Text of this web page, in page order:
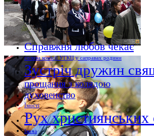
Справжня любов чекає
голова комісії УГКЦ у саправах родини
Зустріч дружин
прощання з колядою
духовенство
Їмості
Рух християнських
Ікона